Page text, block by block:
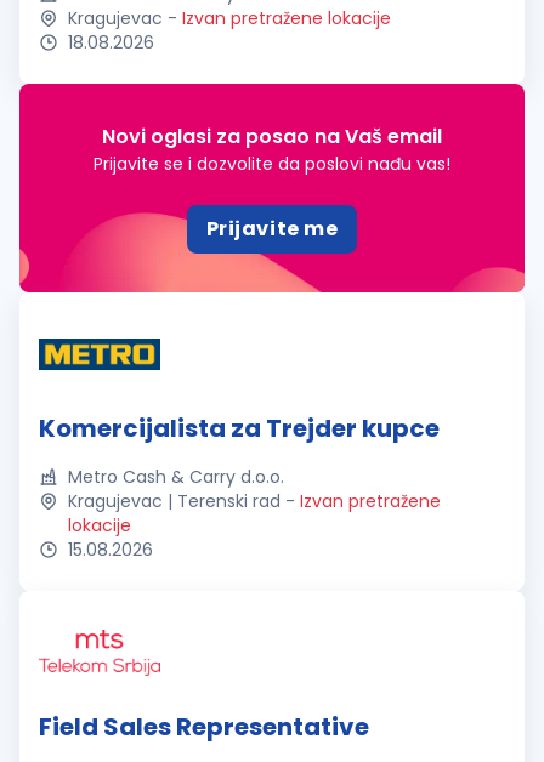
Kragujevac - Izvan pretražene lokacije
18.08.2026
Novi oglasi za posao na Vaš email
Prijavite se i dozvolite da poslovi nađu vas!
Prijavite me
Komercijalista za Trejder kupce
Metro Cash & Carry d.o.o.
Kragujevac | Terenski rad - Izvan pretražene
lokacije
15.08.2026
Field Sales Representative